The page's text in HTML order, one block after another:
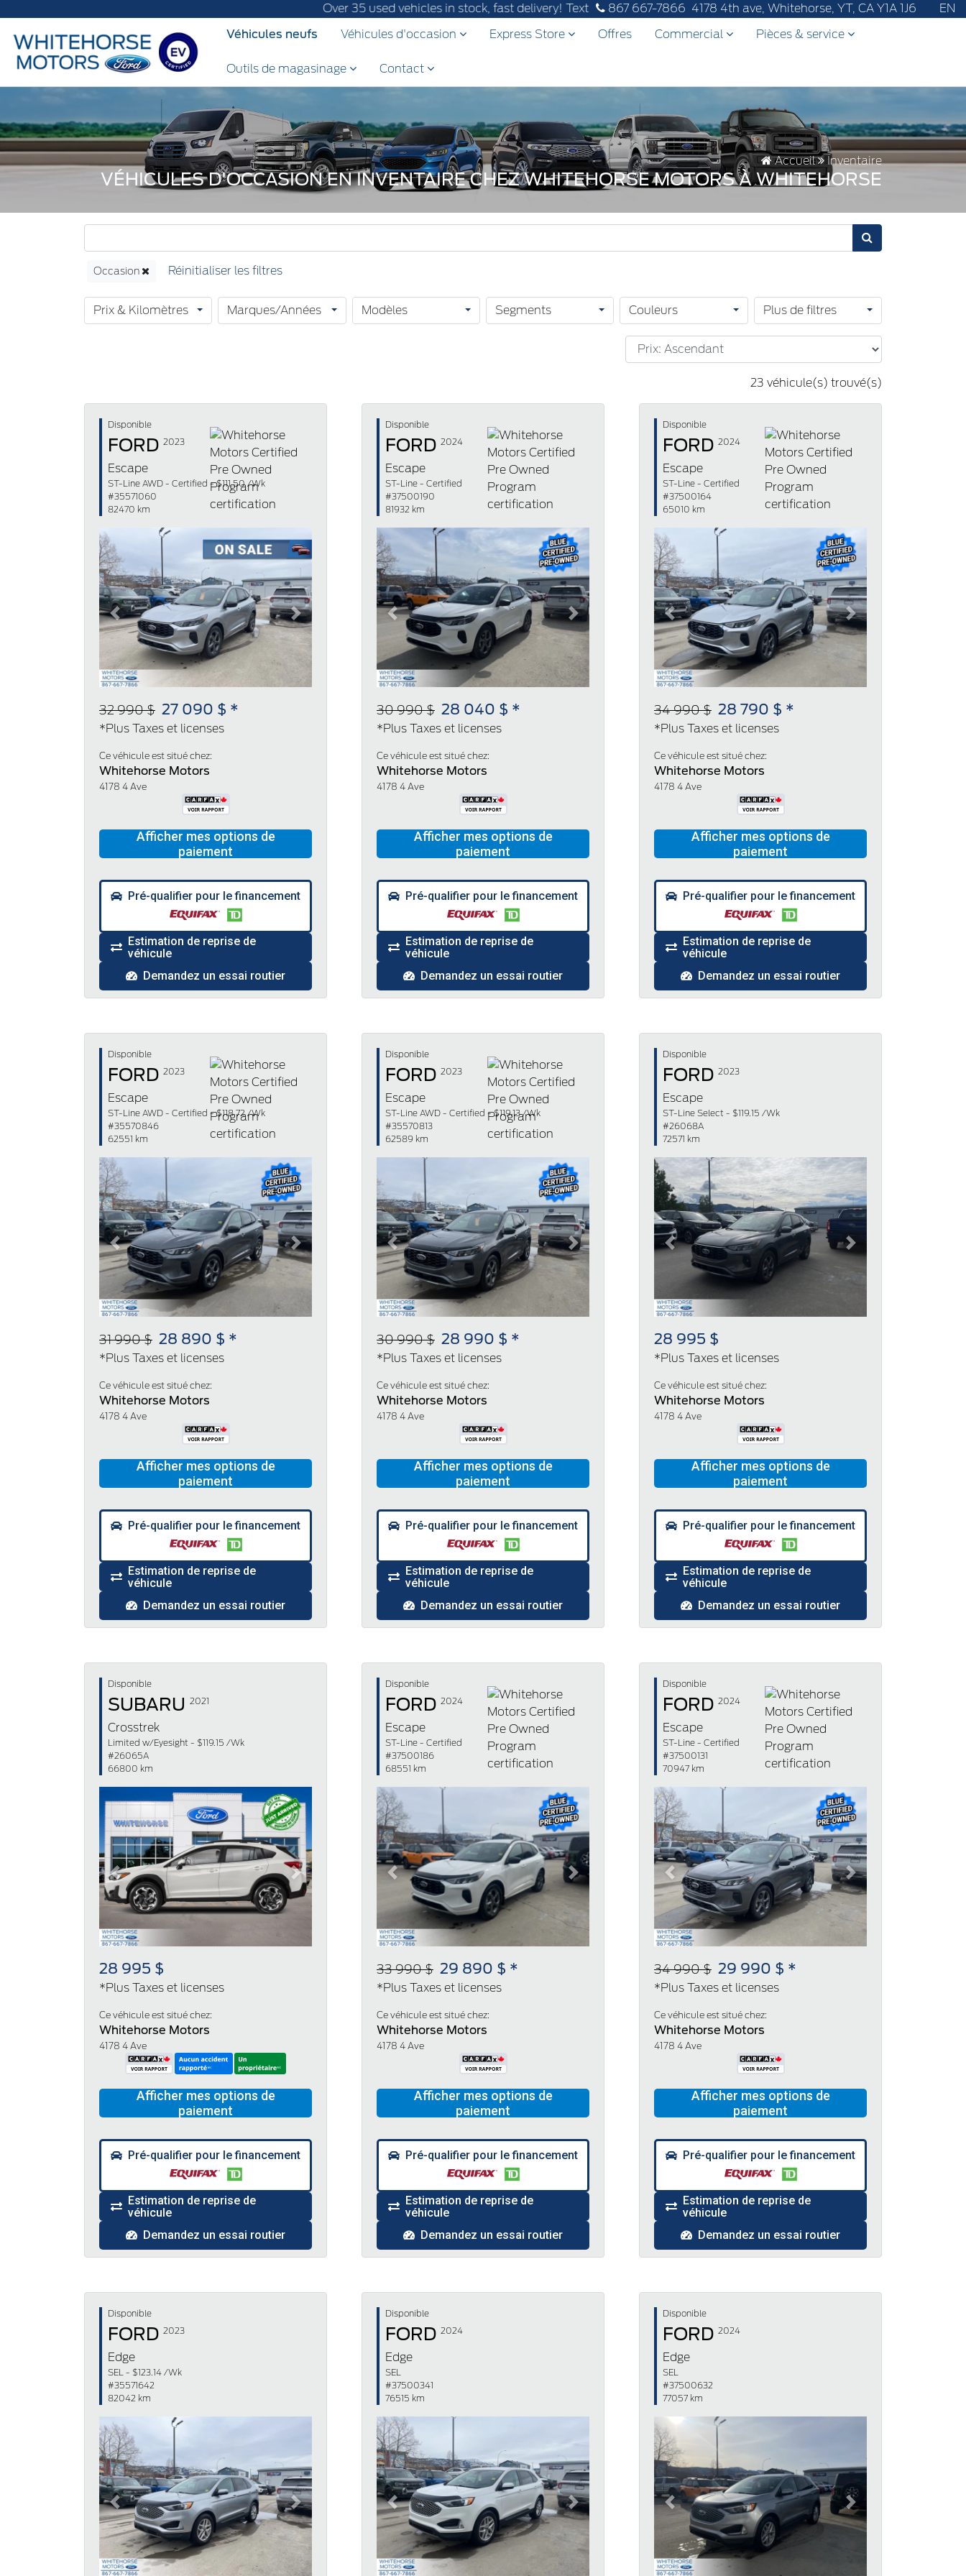
Over 35 used vehicles in stock, fast delivery! Text our after-sales service to 867-670-8065.
867 667-7866 4178 4th ave, Whitehorse, YT, CA Y1A 1J6
EN
Véhicules neufs
Véhicules d'occasion Express Store Offres Commercial Pièces & service
Outils de magasinage Contact
Accueil Inventaire
VÉHICULES D'OCCASION EN INVENTAIRE CHEZ WHITEHORSE MOTORS À WHITEHORSE
Occasion
Prix & Kilomètres Marques/Années Modèles Segments Couleurs Plus de filtres
23 véhicule(s) trouvé(s)
Disponible
FORD 2023
Escape
ST-Line AWD - Certified - $111.50 /Wk
#35571060
82470 km
Previous Next
32 990 $ 27 090 $ *
*Plus Taxes et licenses
Ce véhicule est situé chez:
Whitehorse Motors
4178 4 Ave
Pré-qualifier pour le financement
Estimation de reprise de
véhicule
Demandez un essai routier
Disponible
FORD 2024
Escape
ST-Line - Certified
#37500190
81932 km
Previous Next
30 990 $ 28 040 $ *
*Plus Taxes et licenses
Ce véhicule est situé chez:
Whitehorse Motors
4178 4 Ave
Pré-qualifier pour le financement
Estimation de reprise de
véhicule
Demandez un essai routier
Disponible
FORD 2024
Escape
ST-Line - Certified
#37500164
65010 km
Previous Next
34 990 $ 28 790 $ *
*Plus Taxes et licenses
Ce véhicule est situé chez:
Whitehorse Motors
4178 4 Ave
Pré-qualifier pour le financement
Estimation de reprise de
véhicule
Demandez un essai routier
Disponible
FORD 2023
Escape
ST-Line AWD - Certified - $118.72 /Wk
#35570846
62551 km
Previous Next
31 990 $ 28 890 $ *
*Plus Taxes et licenses
Ce véhicule est situé chez:
Whitehorse Motors
4178 4 Ave
Pré-qualifier pour le financement
Estimation de reprise de
véhicule
Demandez un essai routier
Disponible
FORD 2023
Escape
ST-Line AWD - Certified - $119.13 /Wk
#35570813
62589 km
Previous Next
30 990 $ 28 990 $ *
*Plus Taxes et licenses
Ce véhicule est situé chez:
Whitehorse Motors
4178 4 Ave
Pré-qualifier pour le financement
Estimation de reprise de
véhicule
Demandez un essai routier
Disponible
FORD 2023
Escape
ST-Line Select - $119.15 /Wk
#26068A
72571 km
Previous Next
28 995 $
*Plus Taxes et licenses
Ce véhicule est situé chez:
Whitehorse Motors
4178 4 Ave
Pré-qualifier pour le financement
Estimation de reprise de
véhicule
Demandez un essai routier
Disponible
SUBARU 2021
Crosstrek
Limited w/Eyesight - $119.15 /Wk
#26065A
66800 km
Previous Next
28 995 $
*Plus Taxes et licenses
Ce véhicule est situé chez:
Whitehorse Motors
4178 4 Ave
Pré-qualifier pour le financement
Estimation de reprise de
véhicule
Demandez un essai routier
Disponible
FORD 2024
Escape
ST-Line - Certified
#37500186
68551 km
Previous Next
33 990 $ 29 890 $ *
*Plus Taxes et licenses
Ce véhicule est situé chez:
Whitehorse Motors
4178 4 Ave
Pré-qualifier pour le financement
Estimation de reprise de
véhicule
Demandez un essai routier
Disponible
FORD 2024
Escape
ST-Line - Certified
#37500131
70947 km
Previous Next
34 990 $ 29 990 $ *
*Plus Taxes et licenses
Ce véhicule est situé chez:
Whitehorse Motors
4178 4 Ave
Pré-qualifier pour le financement
Estimation de reprise de
véhicule
Demandez un essai routier
Disponible
FORD 2023
Edge
SEL - $123.14 /Wk
#35571642
82042 km
Previous Next
Disponible
FORD 2024
Edge
SEL
#37500341
76515 km
Previous Next
Disponible
FORD 2024
Edge
SEL
#37500632
77057 km
Previous Next